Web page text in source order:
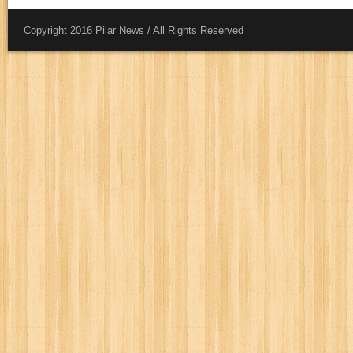
Copyright 2016 Pilar News / All Rights Reserved